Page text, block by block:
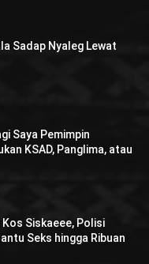
Sadap Nyaleg Lewat
Saya Pemimpin
KSAD, Panglima, atau
Siskaeee, Polisi
Seks hingga Ribuan